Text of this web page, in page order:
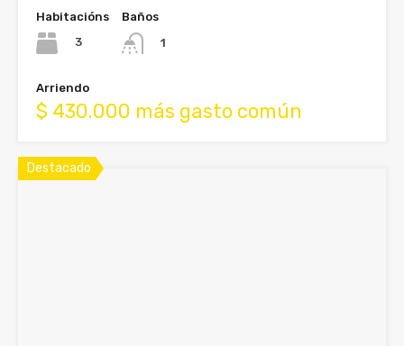
Habitacións
3
Baños
1
Arriendo
$ 430.000 más gasto común
Destacado